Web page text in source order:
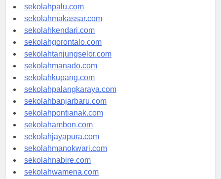
sekolahpalu.com
sekolahmakassar.com
sekolahkendari.com
sekolahgorontalo.com
sekolahtanjungselor.com
sekolahmanado.com
sekolahkupang.com
sekolahpalangkaraya.com
sekolahbanjarbaru.com
sekolahpontianak.com
sekolahambon.com
sekolahjayapura.com
sekolahmanokwari.com
sekolahnabire.com
sekolahwamena.com